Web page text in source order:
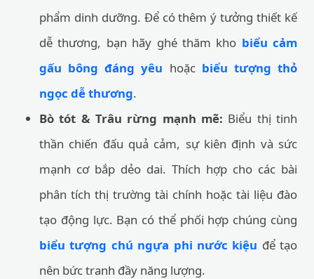
phẩm dinh dưỡng. Để có thêm ý tưởng thiết kế
dễ thương, bạn hãy ghé thăm kho biểu cảm
gấu bông đáng yêu hoặc biểu tượng thỏ
ngọc dễ thương.
Bò tót & Trâu rừng mạnh mẽ: Biểu thị tinh
thần chiến đấu quả cảm, sự kiên định và sức
mạnh cơ bắp dẻo dai. Thích hợp cho các bài
phân tích thị trường tài chính hoặc tài liệu đào
tạo động lực. Bạn có thể phối hợp chúng cùng
biểu tượng chú ngựa phi nước kiệu để tạo
nên bức tranh đầy năng lượng.